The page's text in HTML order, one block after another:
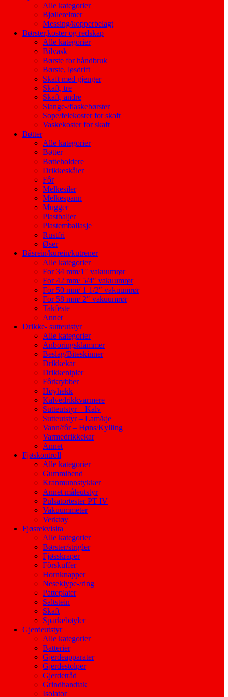
Alle kategorier
Bjøllereimer
Messing/kopperbelagt
Børster,koster og redskap
Alle kategorier
Bilvask
Børste for håndbruk
Børste, løsdrift
Skaft med gjenger
Skaft, tre
Skaft, andre
Slange-/flaskebørster
Sope/feiekoster for skaft
Vaskekoster for skaft
Bøtter
Alle kategorier
Bøtter
Bøtteholdere
Drikkeskåler
Fôr
Melkesiler
Melkespann
Mugger
Plastbaljer
Plastemballasje
Rustfri
Øser
Båsrein/kurein/kutrener
Alle kategorier
For 34 mm/1″ vakuumrør
For 42 mm/ 5/4″ vakuumrør
For 50 mm/ 1 1/2″ vakuumrør
For 58 mm/ 2″ vakuumrør
Takfeste
Annet
Drikke- sutteutstyr
Alle kategorier
Anboringsklammer
Beslag/Biteskinner
Drikkekar
Drikkenipler
Fôrkrybber
Høyhekk
Kalvedrikkvarmere
Sutteutstyr – Kalv
Sutteutstyr – Lam/kje
Vann/fôr – Høns/Kylling
Varmedrikkekar
Annet
Fjøskontroll
Alle kategorier
Gummibend
Kranmunnstykker
Annet måleutstyr
Pulsatortester PT IV
Vakuummeter
Verktøy
Fjøsrekvisita
Alle kategorier
Børster/strigler
Fjøsskraper
Fôrskuffer
Hornknapper
Neseklype-/ring
Patteplater
Saltstein
Skaft
Sparkebøyler
Gjerdeutstyr
Alle kategorier
Batterier
Gjerdeapparater
Gjerdestolper
Gjerdetråd
Grindhandtak
Isolator